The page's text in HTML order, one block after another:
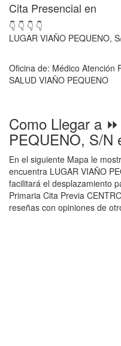
Cita Presencial en
👇 👇 👇 👇
LUGAR VIAÑO PEQUENO,
Oficina de: Médico Atención
SALUD VIAÑO PEQUENO
Como Llegar a
PEQUENO, S/N
En el siguiente Mapa le
encuentra LUGAR VIAÑO
facilitará el desplazamiento
Primaria Cita Previa
reseñas con opiniones de